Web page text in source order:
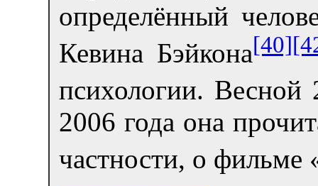
определённый
Кевина Бэйкона[40]
психологии. Весной
2006 года она
частности, о фильме